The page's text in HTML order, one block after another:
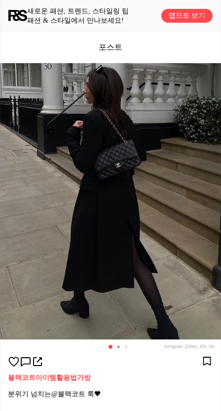
새로운 패션, 트렌드, 스타일링 팁
패션 & 스타일에서 만나보세요!
앱으로 보기
포스트
instagram @dani_elle_laz
블랙코트아이템활용법 가방
분위기 넘치는@블랙코트 룩🖤